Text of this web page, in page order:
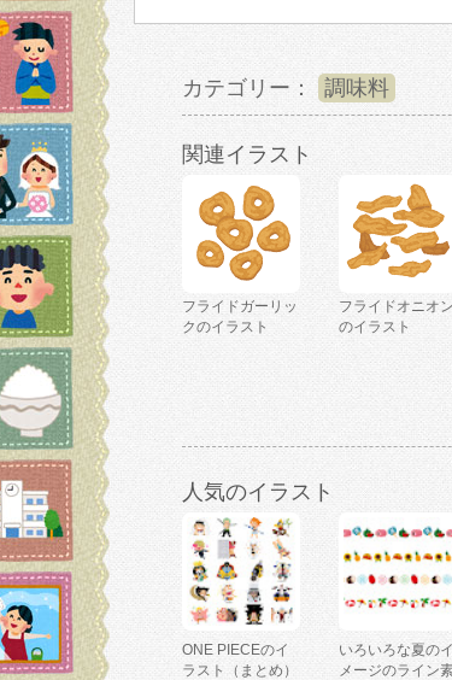
カテゴリー： 調味料
関連イラスト
フライドガーリッ
クのイラスト
フライドオニオン
のイラスト
人気のイラスト
ONE PIECEのイ
ラスト（まとめ）
いろいろな夏のイ
メージのライン